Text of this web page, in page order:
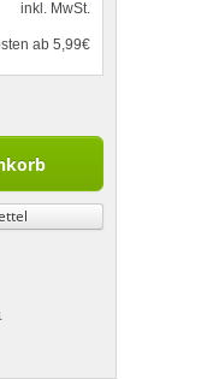
inkl. MwSt.
ab 5,99€